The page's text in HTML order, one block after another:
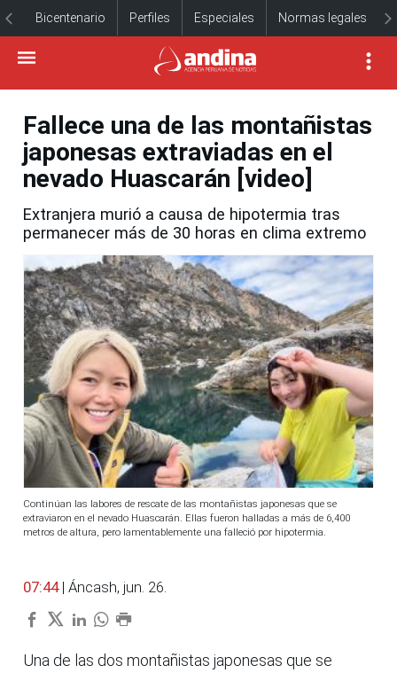
Bicentenario Perfiles Especiales Normas legales
Fallece una de las montañistas
japonesas extraviadas en el
nevado Huascarán [video]
Extranjera murió a causa de hipotermia tras
permanecer más de 30 horas en clima extremo
Continúan las labores de rescate de las montañistas japonesas que se
extraviaron en el nevado Huascarán. Ellas fueron halladas a más de 6,400
metros de altura, pero lamentablemente una falleció por hipotermia.
07:44 | Áncash, jun. 26.
Una de las dos montañistas japonesas que se